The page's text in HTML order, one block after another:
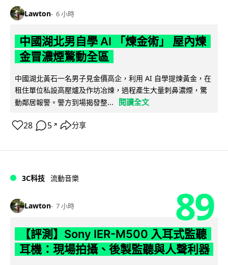
Lawton 6 小時
中國湖北男自學 AI 「煉金術」 屋內煉
金冒濃煙驚動全區
中國湖北黃石一名男子見金價高企，利用 AI 自學提煉黃金，在
租住單位私設高壓爐及作坊冶煉，過程產生大量刺鼻濃煙，驚
動鄰居報警。警方到場揭發整...
閱讀全文
28 5 ↗ 分享
3C科技 流動音樂
Lawton 7 小時 89
【評測】Sony IER-M500 入耳式監聽
耳機：現場拍攝、後製監聽與人聲利器